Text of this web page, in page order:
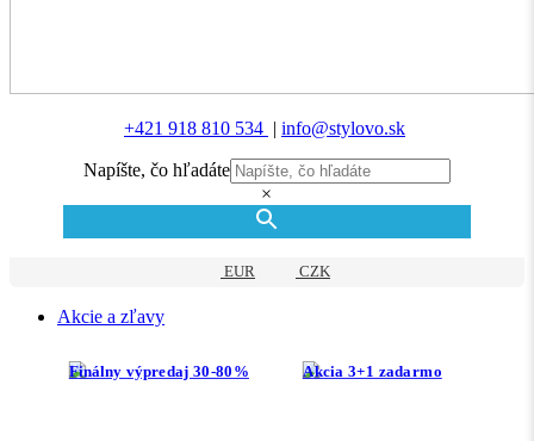
+421 918 810 534 | info@stylovo.sk
Napíšte, čo hľadáte
×
EUR CZK
Akcie a zľavy
Finálny výpredaj 30-80% Akcia 3+1 zadarmo